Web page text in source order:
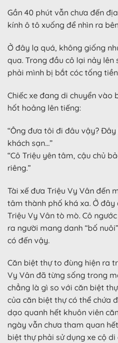
Gần 40 phút vẫn chưa đến
kính ô tô xuống để nhìn ra
Ở đây lạ quá, không giống
qua. Trong đầu cô lại nảy lên
phải mình bị bắt cóc tống
Chiếc xe đang di chuyển vào
hốt hoảng lên tiếng:
“Ông đưa tôi đi đâu vậy?
khách sạn…”
“Cô Triệu yên tâm, cậu chủ
riêng.”
Tài xế đưa Triệu Vy Vân đến
tâm thành phố khá xa. Ở
Triệu Vy Vân tò mò. Cô
ra người mang danh “bố
có đến vậy.
Căn biệt thự to đùng hiện ra
Vy Vân đã từng sống trong
chẳng là gì so với căn biệt
của căn biệt thự có thể chứa
dạo quanh hết khuôn viên
ngày vẫn chưa tham quan
biệt thự phải sử dụng xe cộ